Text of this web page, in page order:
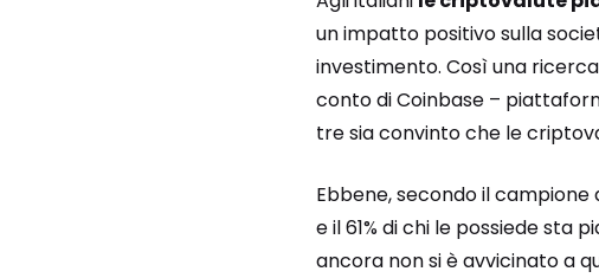
un impatto positivo sulla
investimento. Così una
conto di Coinbase –
tre sia convinto che le
Ebbene, secondo il campione
e il 61% di chi le possiede sta
ancora non si è avvicinato a